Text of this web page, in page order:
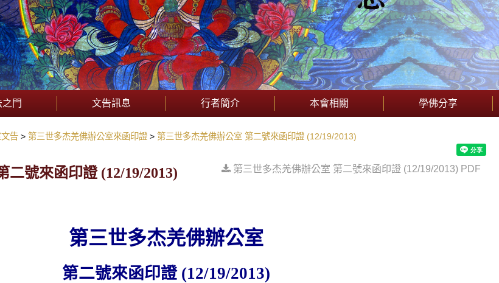
之門 文告訊息 行者簡介 本會相關 學佛分享
告 第三世多杰羌佛辦公室來函印證 第三世多杰羌佛辦公室 第二號來函印證 (12/19/2013)
二號來函印證 (12/19/2013) 第三世多杰羌佛辦公室 第二號來函印證 (12/19/2013) PDF
第三世多杰羌佛辦公室
第二號來函印證(12/19/2013)